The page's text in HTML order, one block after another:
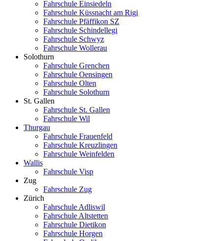
Fahrschule Einsiedeln
Fahrschule Küssnacht am Rigi
Fahrschule Pfäffikon SZ
Fahrschule Schindellegi
Fahrschule Schwyz
Fahrschule Wollerau
Solothurn
Fahrschule Grenchen
Fahrschule Oensingen
Fahrschule Olten
Fahrschule Solothurn
St. Gallen
Fahrschule St. Gallen
Fahrschule Wil
Thurgau
Fahrschule Frauenfeld
Fahrschule Kreuzlingen
Fahrschule Weinfelden
Wallis
Fahrschule Visp
Zug
Fahrschule Zug
Zürich
Fahrschule Adliswil
Fahrschule Altstetten
Fahrschule Dietikon
Fahrschule Horgen